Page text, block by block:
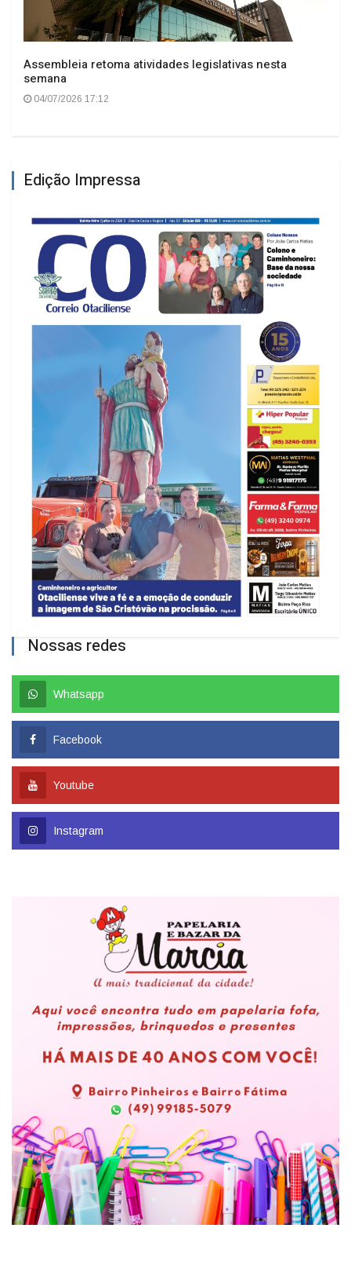
Assembleia retoma atividades legislativas nesta
semana
04/07/2026 17:12
Edição Impressa
Nossas redes
Whatsapp
Facebook
Youtube
Instagram